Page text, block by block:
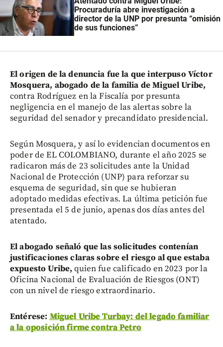
Procuraduría abre investigación a
director de la UNP por presunta “omisión
de sus funciones”
El origen de la denuncia fue la que interpuso Víctor
Mosquera, abogado de la familia de Miguel Uribe,
contra Rodríguez en la Fiscalía por presunta
negligencia en el manejo de las alertas sobre la
seguridad del senador y precandidato presidencial.
Según Mosquera, y así lo evidencian documentos en
poder de EL COLOMBIANO, durante el año 2025 se
radicaron más de 23 solicitudes ante la Unidad
Nacional de Protección (UNP) para reforzar su
esquema de seguridad, sin que se hubieran
adoptado medidas efectivas. La última petición fue
presentada el 5 de junio, apenas dos días antes del
atentado.
El abogado señaló que las solicitudes contenían
justificaciones claras sobre el riesgo al que estaba
expuesto Uribe,quien fue calificado en 2023 por la
Oficina Nacional de Evaluación de Riesgos (ONT)
con un nivel de riesgo extraordinario.
Entérese: Miguel Uribe Turbay: del legado familiar
a la oposición firme contra Petro